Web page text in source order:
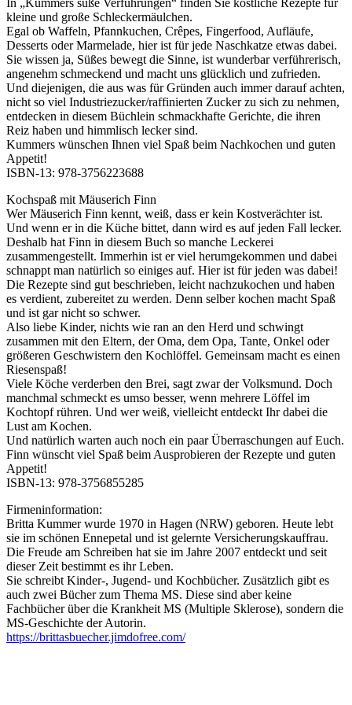
In „Kummers süße Verführungen“ finden Sie köstliche Rezepte für
kleine und große Schleckermäulchen.
Egal ob Waffeln, Pfannkuchen, Crêpes, Fingerfood, Aufläufe,
Desserts oder Marmelade, hier ist für jede Naschkatze etwas dabei.
Sie wissen ja, Süßes bewegt die Sinne, ist wunderbar verführerisch,
angenehm schmeckend und macht uns glücklich und zufrieden.
Und diejenigen, die aus was für Gründen auch immer darauf achten,
nicht so viel Industriezucker/raffinierten Zucker zu sich zu nehmen,
entdecken in diesem Büchlein schmackhafte Gerichte, die ihren
Reiz haben und himmlisch lecker sind.
Kummers wünschen Ihnen viel Spaß beim Nachkochen und guten
Appetit!
ISBN-13: ‎978-3756223688
Kochspaß mit Mäuserich Finn
Wer Mäuserich Finn kennt, weiß, dass er kein Kostverächter ist.
Und wenn er in die Küche bittet, dann wird es auf jeden Fall lecker.
Deshalb hat Finn in diesem Buch so manche Leckerei
zusammengestellt. Immerhin ist er viel herumgekommen und dabei
schnappt man natürlich so einiges auf. Hier ist für jeden was dabei!
Die Rezepte sind gut beschrieben, leicht nachzukochen und haben
es verdient, zubereitet zu werden. Denn selber kochen macht Spaß
und ist gar nicht so schwer.
Also liebe Kinder, nichts wie ran an den Herd und schwingt
zusammen mit den Eltern, der Oma, dem Opa, Tante, Onkel oder
größeren Geschwistern den Kochlöffel. Gemeinsam macht es einen
Riesenspaß!
Viele Köche verderben den Brei, sagt zwar der Volksmund. Doch
manchmal schmeckt es umso besser, wenn mehrere Löffel im
Kochtopf rühren. Und wer weiß, vielleicht entdeckt Ihr dabei die
Lust am Kochen.
Und natürlich warten auch noch ein paar Überraschungen auf Euch.
Finn wünscht viel Spaß beim Ausprobieren der Rezepte und guten
Appetit!
ISBN-13: 978-3756855285
Firmeninformation:
Britta Kummer wurde 1970 in Hagen (NRW) geboren. Heute lebt
sie im schönen Ennepetal und ist gelernte Versicherungskauffrau.
Die Freude am Schreiben hat sie im Jahre 2007 entdeckt und seit
dieser Zeit bestimmt es ihr Leben.
Sie schreibt Kinder-, Jugend- und Kochbücher. Zusätzlich gibt es
auch zwei Bücher zum Thema MS. Diese sind aber keine
Fachbücher über die Krankheit MS (Multiple Sklerose), sondern die
MS-Geschichte der Autorin.
https://brittasbuecher.jimdofree.com/